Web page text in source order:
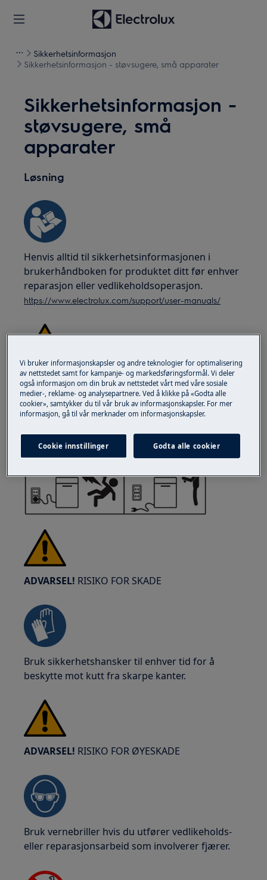
Sikkerhetsinformasjon
Sikkerhetsinformasjon - støvsugere, små apparater
Sikkerhetsinformasjon -
støvsugere, små
apparater
Løsning
Henvis alltid til sikkerhetsinformasjonen i
brukerhåndboken for produktet ditt før enhver
reparasjon eller vedlikeholdsoperasjon.
https://www.electrolux.com/support/user-manuals/
ADVARSEL!FARE FOR ELEKTRISK SJOKK
Før enhver reparasjon eller
vedlikeholdsoperasjon, deaktiver apparatet og
ADVARSEL! RISIKO FOR SKADE
Bruk sikkerhetshansker til enhver tid for å
beskytte mot kutt fra skarpe kanter.
ADVARSEL! RISIKO FOR ØYESKADE
Bruk vernebriller hvis du utfører vedlikeholds-
eller reparasjonsarbeid som involverer fjærer.
Vi bruker informasjonskapsler og andre teknologier for optimalisering
av nettstedet samt for kampanje- og markedsføringsformål. Vi deler
også informasjon om din bruk av nettstedet vårt med våre sosiale
medier-, reklame- og analysepartnere. Ved å klikke på «Godta alle
cookier», samtykker du til vår bruk av informasjonskapsler. For mer
informasjon, gå til vår merknader om informasjonskapsler.
Cookie innstillinger Godta alle cookier